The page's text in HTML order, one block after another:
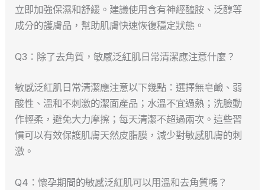
立即加強保濕和舒緩。建議使用含有神經醯胺、泛醇等
成分的護膚品，幫助肌膚快速恢復穩定狀態。
Q3：除了去角質，敏感泛紅肌日常清潔應注意什麼？
敏感泛紅肌日常清潔應注意以下幾點：選擇無皂鹼、弱
酸性、溫和不刺激的潔面產品；水溫不宜過熱；洗臉動
作輕柔，避免大力摩擦；每天清潔不超過兩次。這些習
慣可以有效保護肌膚天然皮脂膜，減少對敏感肌膚的刺
激。
Q4：懷孕期間的敏感泛紅肌可以用溫和去角質嗎？